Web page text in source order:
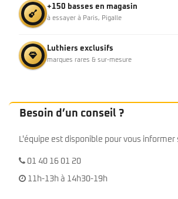
+150 basses en magasin
à essayer à Paris, Pigalle
Luthiers exclusifs
marques rares & sur-mesure
Besoin d’un conseil ?
L'équipe est disponible pour vous informer
01 40 16 01 20
11h-13h à 14h30-19h